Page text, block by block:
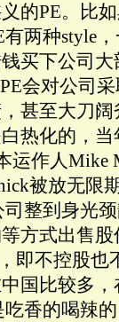
的PE。比
两种style，
买下公司
会对公司
甚至大刀
热化的，
运作人Mike
被放无限
整到身光
方式出售
即不控股
国比较多
香的喝辣